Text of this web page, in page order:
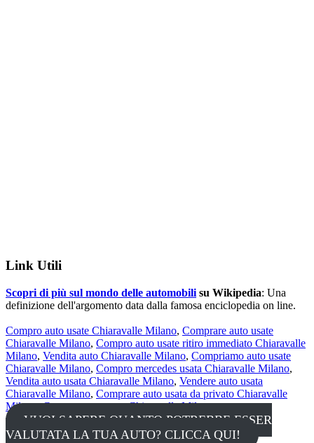
Link Utili
Scopri di più sul mondo delle automobili su Wikipedia: Una
definizione dell'argomento data dalla famosa enciclopedia on line.
Compro auto usate Chiaravalle Milano, Comprare auto usate
Chiaravalle Milano, Compro auto usate ritiro immediato Chiaravalle
Milano, Vendita auto Chiaravalle Milano, Compriamo auto usate
Chiaravalle Milano, Compro mercedes usata Chiaravalle Milano,
Vendita auto usata Chiaravalle Milano, Vendere auto usata
Chiaravalle Milano, Comprare auto usata da privato Chiaravalle
Milano,Compra auto usate Chiaravalle Milano,
VUOI SAPERE QUANTO POTREBBE ESSER
VALUTATA LA TUA AUTO? CLICCA QUI!